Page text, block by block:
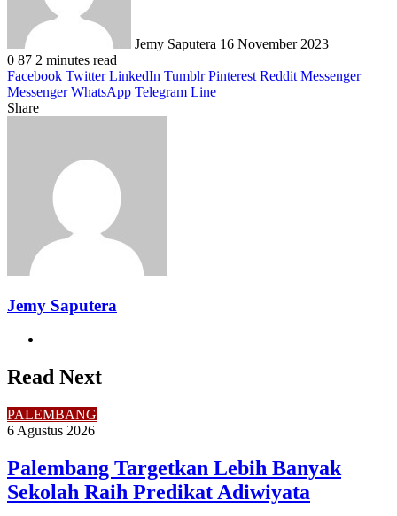
Jemy Saputera 16 November 2023
0 87 2 minutes read
Facebook Twitter LinkedIn Tumblr Pinterest Reddit Messenger
Messenger WhatsApp Telegram Line
Share
Jemy Saputera
Read Next
PALEMBANG
6 Agustus 2026
Palembang Targetkan Lebih Banyak
Sekolah Raih Predikat Adiwiyata